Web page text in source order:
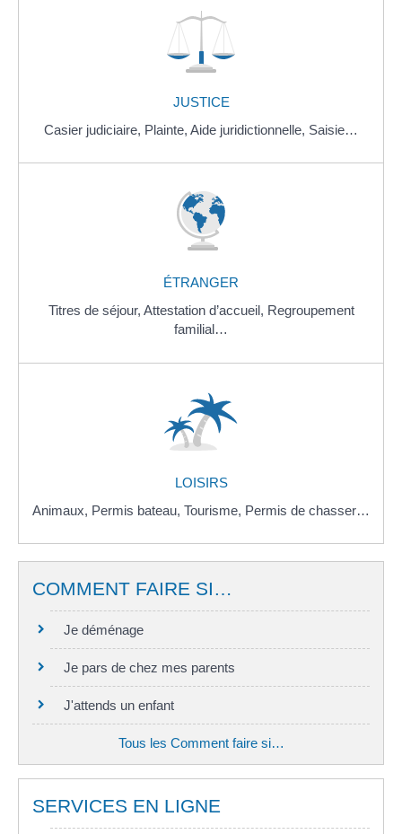
JUSTICE
Casier judiciaire, Plainte, Aide juridictionnelle, Saisie…
ÉTRANGER
Titres de séjour, Attestation d’accueil, Regroupement
familial…
LOISIRS
Animaux, Permis bateau, Tourisme, Permis de chasser…
COMMENT FAIRE SI…
Je déménage
Je pars de chez mes parents
J'attends un enfant
Tous les Comment faire si…
SERVICES EN LIGNE